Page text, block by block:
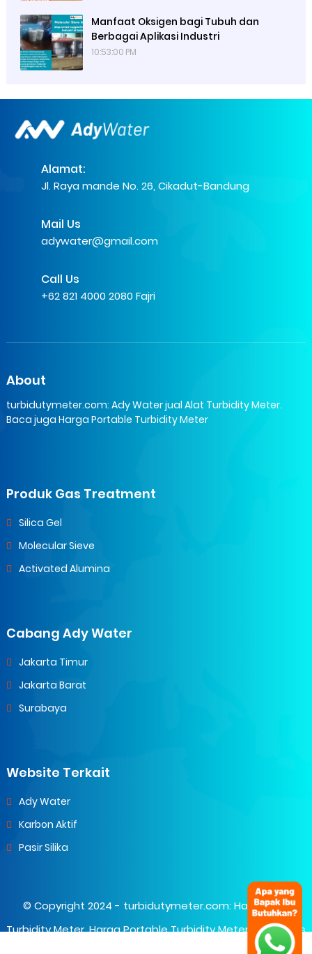
Manfaat Oksigen bagi Tubuh dan
Berbagai Aplikasi Industri
10:53:00 PM
Alamat:
Jl. Raya mande No. 26, Cikadut-Bandung
Mail Us
adywater@gmail.com
Call Us
+62 821 4000 2080 Fajri
About
turbidutymeter.com: Ady Water jual Alat Turbidity Meter.
Baca juga Harga Portable Turbidity Meter
Produk Gas Treatment
Silica Gel
Molecular Sieve
Activated Alumina
Cabang Ady Water
Jakarta Timur
Jakarta Barat
Surabaya
Website Terkait
Ady Water
Karbon Aktif
Pasir Silika
© Copyright 2024 - turbidutymeter.com: Harga Alat
Turbidity Meter, Harga Portable Turbidity Meter - All Rights